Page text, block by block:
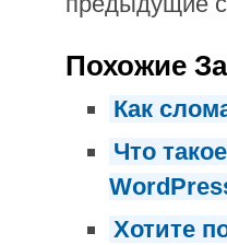
Похожие
Как
Что
Хотите